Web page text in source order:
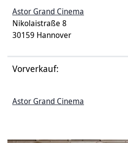
Astor Grand Cinema
Nikolaistraße 8
30159 Hannover
Vorverkauf:
Astor Grand Cinema